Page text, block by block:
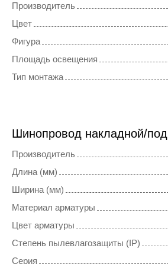
Производитель
Цвет
Фигура
Площадь освещения
Тип монтажа
Шинопровод накладной/
Производитель
Длина (мм)
Ширина (мм)
Материал арматуры
Цвет арматуры
Степень пылевлагозащиты (IP)
Серия